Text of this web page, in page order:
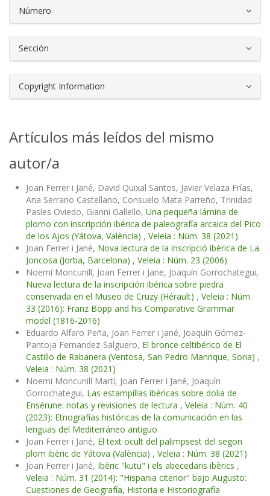
Número
Sección
Copyright Information
Artículos más leídos del mismo
autor/a
Joan Ferrer i Jané, David Quixal Santos, Javier Velaza Frías,
Ana Serrano Castellano, Consuelo Mata Parreño, Trinidad
Pasíes Oviedo, Gianni Gallello, Una pequeña lámina de
plomo con inscripción ibérica de paleografía arcaica del Pico
de los Ajos (Yátova, València) , Veleia : Núm. 38 (2021)
Joan Ferrer i Jané, Nova lectura de la inscripció ibèrica de La
Joncosa (Jorba, Barcelona) , Veleia : Núm. 23 (2006)
Noemí Moncunill, Joan Ferrer i Jane, Joaquín Gorrochategui,
Nueva lectura de la inscripción ibérica sobre piedra
conservada en el Museo de Cruzy (Hérault) , Veleia : Núm.
33 (2016): Franz Bopp and his Comparative Grammar
model (1816-2016)
Eduardo Alfaro Peña, Joan Ferrer i Jané, Joaquín Gómez-
Pantoja Fernandez-Salguero, El bronce celtibérico de El
Castillo de Rabanera (Ventosa, San Pedro Manrique, Soria) ,
Veleia : Núm. 38 (2021)
Noemi Moncunill Martí, Joan Ferrer i Jané, Joaquín
Gorrochategui, Las estampillas ibéricas sobre dolia de
Ensérune: notas y revisiones de lectura , Veleia : Núm. 40
(2023): Etnografías históricas de la comunicación en las
lenguas del Mediterráneo antiguo
Joan Ferrer i Jané, El text ocult del palimpsest del segon
plom ibèric de Yátova (València) , Veleia : Núm. 38 (2021)
Joan Ferrer i Jané, Ibèric "kutu" i els abecedaris ibèrics ,
Veleia : Núm. 31 (2014): "Hispania citerior" bajo Augusto:
Cuestiones de Geografía, Historia e Historiografía